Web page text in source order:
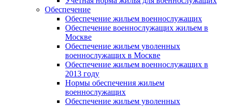
Обеспечение
Обеспечение жильем военнослужащих
Обеспечение военнослужащих жильем в
Москве
Обеспечение жильем уволенных
военнослужащих в Москве
Обеспечение жильем военнослужащих в
2013 году
Нормы обеспечения жильем
военнослужащих
Обеспечение жильем уволенных